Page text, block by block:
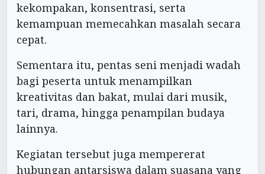
kekompakan, konsentrasi, serta
kemampuan memecahkan masalah secara
cepat.
Sementara itu, pentas seni menjadi wadah
bagi peserta untuk menampilkan
kreativitas dan bakat, mulai dari musik,
tari, drama, hingga penampilan budaya
lainnya.
Kegiatan tersebut juga mempererat
hubungan antarsiswa dalam suasana yang